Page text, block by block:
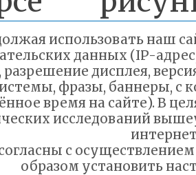
использовать наш
данных (IP-
разрешение дисплея,
фразы, баннеры, с
время на сайте). В
исследований
с
образом установить